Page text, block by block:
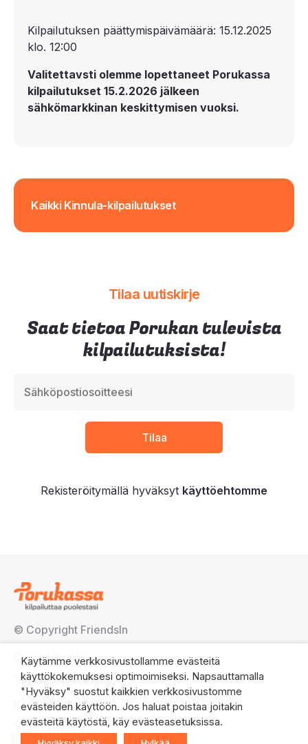
Kilpailutuksen päättymispäivämäärä: 15.12.2025
klo. 12:00
Valitettavsti olemme lopettaneet Porukassa
kilpailutukset 15.2.2026 jälkeen
sähkömarkkinan keskittymisen vuoksi.
Kaikki Kinnula-kilpailutukset
Tilaa uutiskirje
Saat tietoa Porukan tulevista
kilpailutuksista!
Rekisteröitymällä hyväksyt käyttöehtomme
© Copyright FriendsIn
Ohjeet ja tuki
Tietosuojaseloste
Käyttöehdot
Yhteystiedot
Käytämme verkkosivustollamme evästeitä
käyttökokemuksesi optimoimiseksi. Napsauttamalla
"Hyväksy" suostut kaikkien verkkosivustomme
evästeiden käyttöön. Jos haluat poistaa joitakin
evästeitä käytöstä, käy evästeasetuksissa.